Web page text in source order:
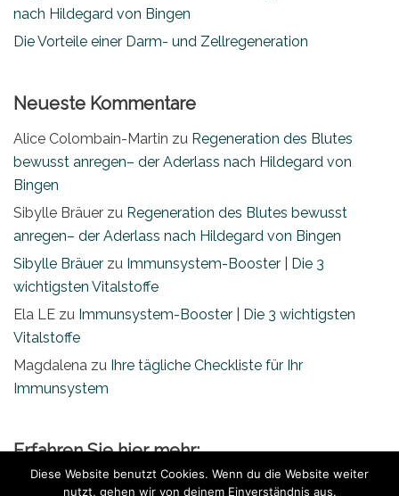
nach Hildegard von Bingen
Die Vorteile einer Darm- und Zellregeneration
Neueste Kommentare
Alice Colombain-Martin zu Regeneration des Blutes
bewusst anregen– der Aderlass nach Hildegard von
Bingen
Sibylle Bräuer zu Regeneration des Blutes bewusst
anregen– der Aderlass nach Hildegard von Bingen
Sibylle Bräuer zu Immunsystem-Booster | Die 3
wichtigsten Vitalstoffe
Ela LE zu Immunsystem-Booster | Die 3 wichtigsten
Vitalstoffe
Magdalena zu Ihre tägliche Checkliste für Ihr
Immunsystem
Erfahren Sie hier mehr:
Stärkung Immunsystem
Diese Website benutzt Cookies. Wenn du die Website weiter
nutzt, gehen wir von deinem Einverständnis aus.